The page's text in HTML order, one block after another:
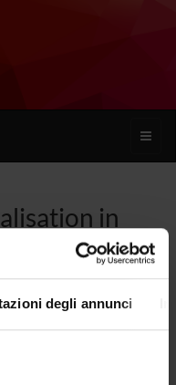
degli annunci
Toggle
in